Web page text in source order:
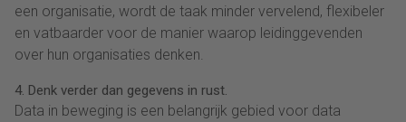
een organisatie, wordt de taak minder vervelend, flexibeler
en vatbaarder voor de manier waarop leidinggevenden
over hun organisaties denken.
4. Denk verder dan gegevens in rust.
Data in beweging is een belangrijk gebied voor data